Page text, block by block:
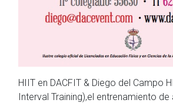
HIIT en DACFIT & Diego del Campo
Interval Training),el entrenamiento de